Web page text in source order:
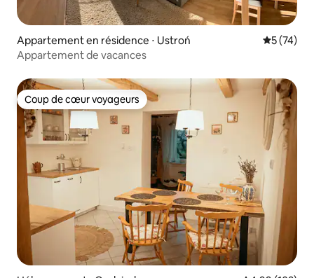
Appartement en résidence ⋅ Ustroń
5 (74)
Appartement de vacances
Coup de cœur voyageurs
Coup de cœur voyageurs